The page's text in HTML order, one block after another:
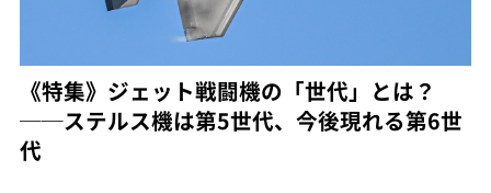
《特集》ジェット戦闘機の「世代」とは？
──ステルス機は第5世代、今後現れる第6世
代